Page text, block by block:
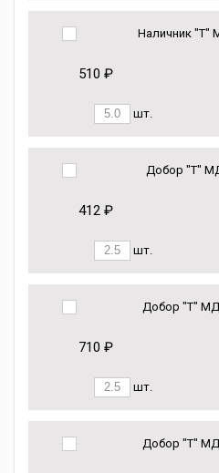
Наличник "Т"
510 ₽
шт.
Добор "Т"
412 ₽
шт.
Добор "Т"
710 ₽
шт.
Добор "Т"